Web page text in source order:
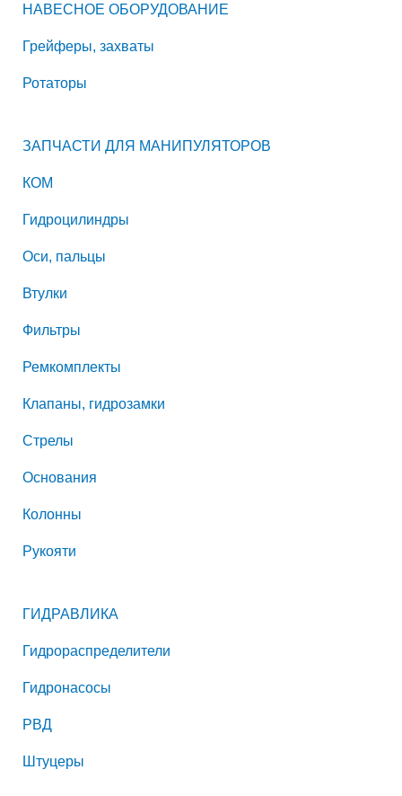
НАВЕСНОЕ ОБОРУДОВАНИЕ
Грейферы, захваты
Ротаторы
ЗАПЧАСТИ ДЛЯ МАНИПУЛЯТОРОВ
КОМ
Гидроцилиндры
Оси, пальцы
Втулки
Фильтры
Ремкомплекты
Клапаны, гидрозамки
Стрелы
Основания
Колонны
Рукояти
ГИДРАВЛИКА
Гидрораспределители
Гидронасосы
РВД
Штуцеры